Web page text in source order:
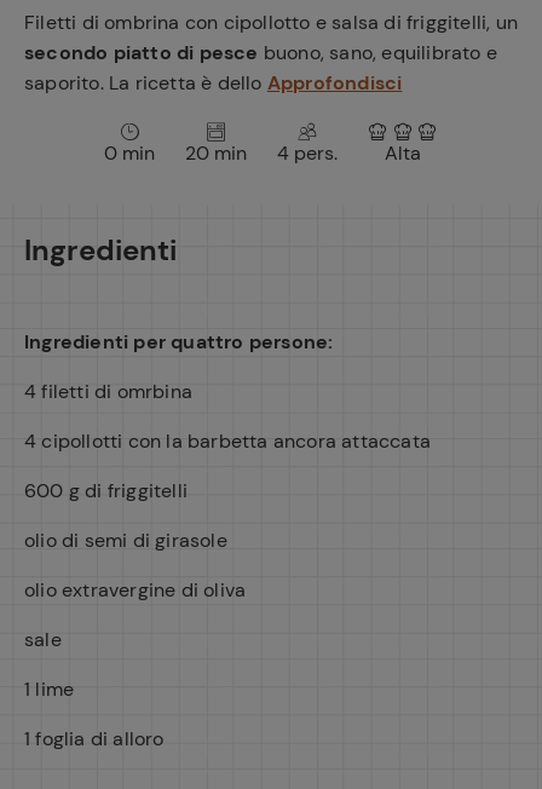
Filetti di ombrina con cipollotto e salsa di friggitelli, un
secondo piatto di pesce buono, sano, equilibrato e
saporito. La ricetta è dello Approfondisci
0 min 20 min 4 pers. Alta
Ingredienti
Ingredienti per quattro persone:
4 filetti di omrbina
4 cipollotti con la barbetta ancora attaccata
600 g di friggitelli
olio di semi di girasole
olio extravergine di oliva
sale
1 lime
1 foglia di alloro